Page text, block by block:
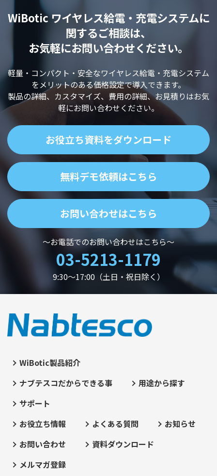
WiBotic ワイヤレス給電・充電システムに
関するご相談は、
お気軽にお問い合わせください。
軽量・コンパクト・安全なワイヤレス給電・充電システム
をメリットのある価格設定で導入できます。
製品の詳細、カスタマイズ、費用の詳細、お見積りはお気
軽にお問い合わせください。
お役立ち資料をダウンロード
無料デモ依頼はこちら
お問い合わせはこちら
～お電話でのお問い合わせはこちら～
03-5213-1179
9:30～17:00（土日・祝日除く）
WiBotic製品紹介
ナブテスコだからできる事
用途から探す
サポート
お役立ち情報
よくある質問
お知らせ
お問い合わせ
資料ダウンロード
メルマガ登録